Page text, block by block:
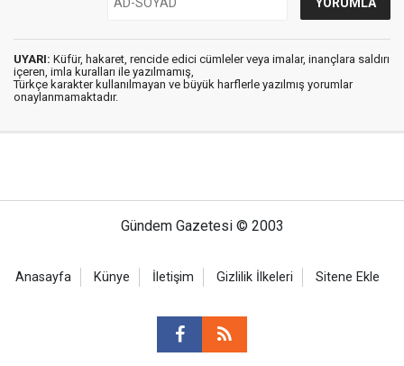
UYARI: Küfür, hakaret, rencide edici cümleler veya imalar, inançlara saldırı
içeren, imla kuralları ile yazılmamış,
Türkçe karakter kullanılmayan ve büyük harflerle yazılmış yorumlar
onaylanmamaktadır.
Gündem Gazetesi © 2003
Anasayfa Künye İletişim Gizlilik İlkeleri Sitene Ekle